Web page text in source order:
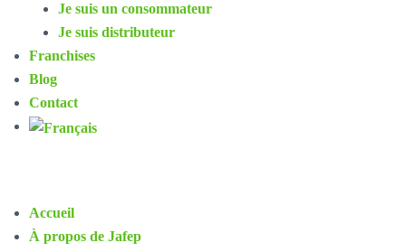
Je suis un consommateur
Je suis distributeur
Franchises
Blog
Contact
Accueil
À propos de Jafep